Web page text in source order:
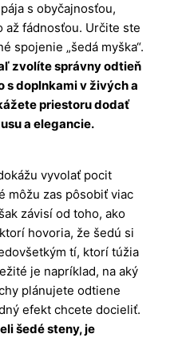
s obyčajnosťou,
až fádnosťou. Určite ste
spojenie „šedá myška“.
zvolíte správny odtieň
s doplnkami v živých a
priestoru dodať
a elegancie.
vyvolať pocit
môžu zas pôsobiť viac
závisí od toho, ako
hovoria, že šedú si
tí, ktorí túžia
je napríklad, na aký
plánujete odtiene
efekt chcete docieliť.
šedé steny, je